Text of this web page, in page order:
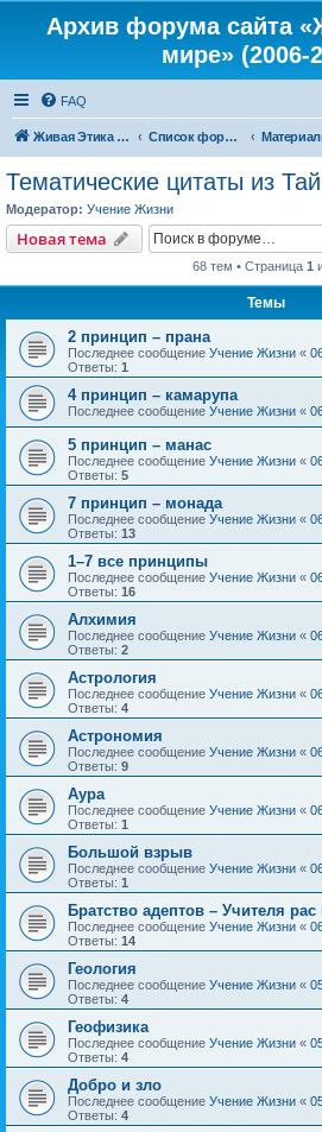
Архив форума сайта
мире» (2006-
FAQ
Живая Этика в мире Список форумов
Тематические цитаты из
Модератор: Учение Жизни
Новая тема
68 тем • Страница 1
Темы
2 принцип – прана
Последнее сообщение Учение Жизни «
Ответы: 1
4 принцип – камарупа
Последнее сообщение Учение Жизни «
5 принцип – манас
Последнее сообщение Учение Жизни «
Ответы: 5
7 принцип – монада
Последнее сообщение Учение Жизни «
Ответы: 13
1–7 все принципы
Последнее сообщение Учение Жизни «
Ответы: 16
Алхимия
Последнее сообщение Учение Жизни «
Ответы: 2
Астрология
Последнее сообщение Учение Жизни «
Ответы: 4
Астрономия
Последнее сообщение Учение Жизни «
Ответы: 9
Аура
Последнее сообщение Учение Жизни «
Ответы: 1
Большой взрыв
Последнее сообщение Учение Жизни «
Ответы: 1
Братство адептов – Учителя
Последнее сообщение Учение Жизни «
Ответы: 14
Геология
Последнее сообщение Учение Жизни «
Ответы: 4
Геофизика
Последнее сообщение Учение Жизни «
Ответы: 4
Добро и зло
Последнее сообщение Учение Жизни «
Ответы: 4